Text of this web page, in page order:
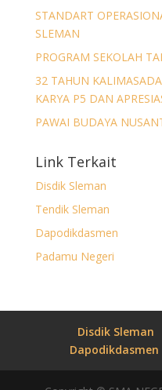
STANDART
SLEMAN
PROGRAM SEKOLAH
32 TAHUN
KARYA P5 DAN
PAWAI BUDAYA
Link Terkait
Disdik Sleman
Tendik Sleman
Dapodikdasmen
Padamu Negeri
Disdik Sleman
Dapodikdasmen